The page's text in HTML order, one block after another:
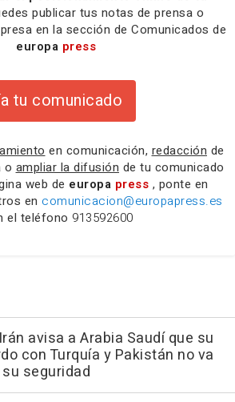
publicar tus notas de prensa o
en la sección de Comunicados de
europa press
tu comunicado
en comunicación, redacción de
o ampliar la difusión de tu comunicado
web de europa press , ponte en
en comunicacion@europapress.es
el teléfono 913592600
avisa a Arabia Saudí que su
con Turquía y Pakistán no va
seguridad